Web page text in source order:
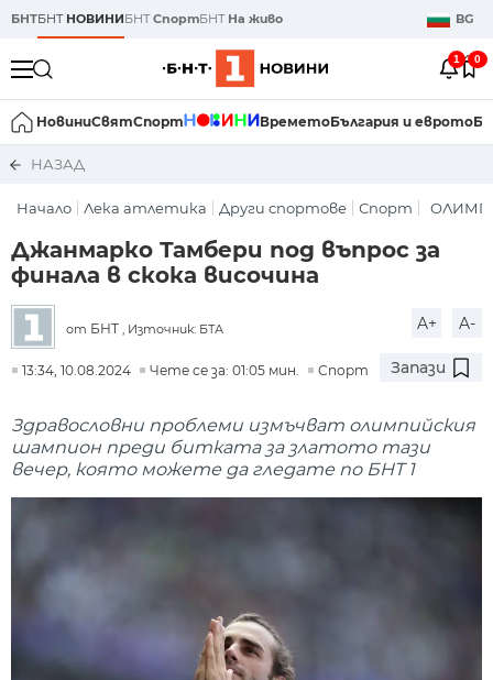
БНТБНТ НОВИНИБНТСпортБНТ На живо BG
1 0
НовиниСвятСпорт ВреметоБългария и еврото
НАЗАД
Начало Лека атлетика Други спортове Спорт
Джанмарко Тамбери под въпрос за
финала в скока височина
от БНТ , Източник: БТА A+ A-
13:34, 10.08.2024 Чете се за: 01:05 мин. Спорт Запази
Здравословни проблеми измъчват олимпийския
шампион преди битката за златото тази
вечер, която можете да гледате по БНТ 1